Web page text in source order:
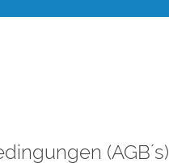
(AGB´s)